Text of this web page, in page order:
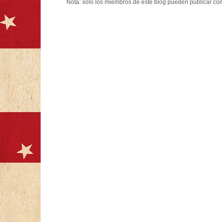
Nota: solo los miembros de este blog pueden publicar